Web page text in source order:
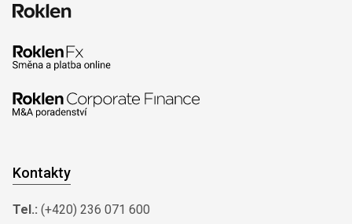
Kontakty
Tel.: (+420) 236 071 600